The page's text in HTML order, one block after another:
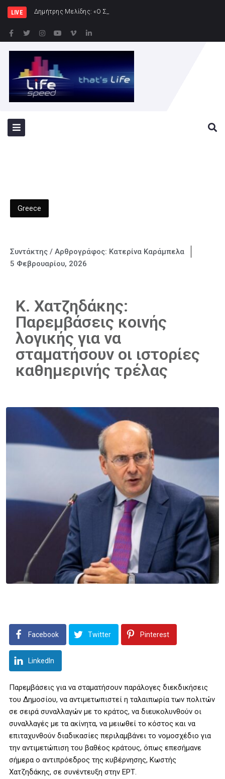
LIVE Δημήτρης Μελίδης: «Ο ΣΥΡΙΖΑ-ΠΣ είναι εδώ – πλήρ
Greece
Συντάκτης / Αρθρογράφος: Κατερίνα Καράμπελα
5 Φεβρουαρίου, 2026
Κ. Χατζηδάκης:
Παρεμβάσεις κοινής
λογικής για να
σταματήσουν οι ιστορίες
καθημερινής τρέλας
Facebook Twitter Pinterest
LinkedIn
Παρεμβάσεις για να σταματήσουν παράλογες διεκδικήσεις
του Δημοσίου, να αντιμετωπιστεί η ταλαιπωρία των πολιτών
σε σειρά συναλλαγών με το κράτος, να διευκολυνθούν οι
συναλλαγές με τα ακίνητα, να μειωθεί το κόστος και να
επιταχυνθούν διαδικασίες περιλαμβάνει το νομοσχέδιο για
την αντιμετώπιση του βαθέος κράτους, όπως επεσήμανε
σήμερα ο αντιπρόεδρος της κυβέρνησης, Κωστής
Χατζηδάκης, σε συνέντευξη στην ΕΡΤ.